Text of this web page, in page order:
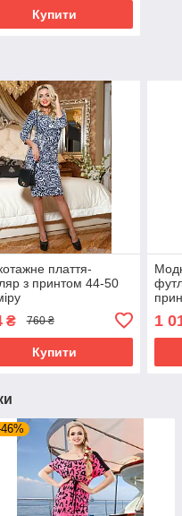
Купити
плаття-
з принтом 44-50
₴ 760 ₴
Купити
1